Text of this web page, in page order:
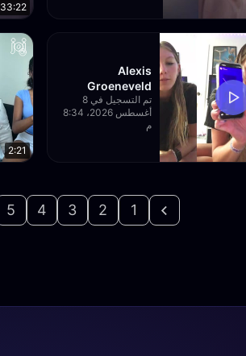
33:22
Alexis
Groeneveld
تم التسجيل في 8
أغسطس 2026، 8:34
م
2:21
1
2
3
4
5